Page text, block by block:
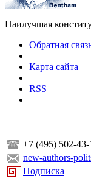
Наилучшая
Обратная
|
Карта сайта
|
RSS
+7 (495) 502-43-
new-authors-
Подписка